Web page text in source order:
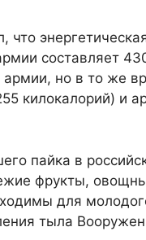
что
составляет
армии, но в то же
килокалорий) и
пайка в
фрукты,
для
тыла